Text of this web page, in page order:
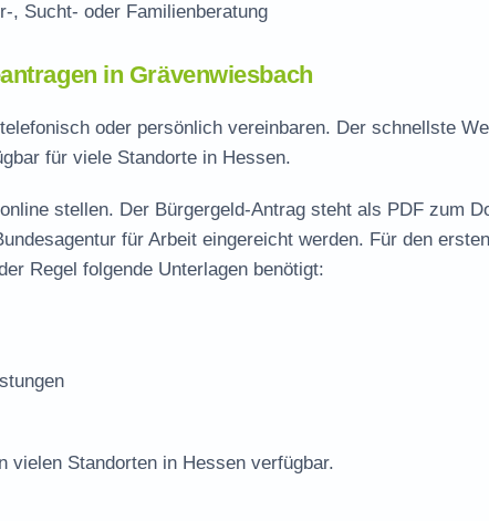
, Sucht- oder Familienberatung
in Grävenwiesbach
oder persönlich vereinbaren. Der schnellste
für viele Standorte in Hessen.
stellen. Der Bürgergeld-Antrag steht als PDF zum
für Arbeit eingereicht werden. Für den ersten
Regel folgende Unterlagen benötigt:
vielen Standorten in Hessen verfügbar.